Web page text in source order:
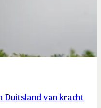
Duitsland van kracht